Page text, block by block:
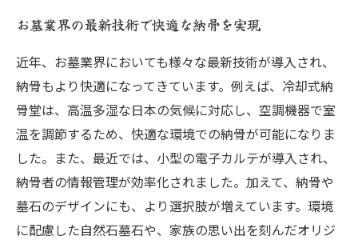
お墓業界の最新技術で快適な納骨を実現
近年、お墓業界においても様々な最新技術が導入され、
納骨もより快適になってきています。例えば、冷却式納
骨堂は、高温多湿な日本の気候に対応し、空調機器で室
温を調節するため、快適な環境での納骨が可能になりま
した。また、最近では、小型の電子カルテが導入され、
納骨者の情報管理が効率化されました。加えて、納骨や
墓石のデザインにも、より選択肢が増えています。環境
に配慮した自然石墓石や、家族の思い出を刻んだオリジ